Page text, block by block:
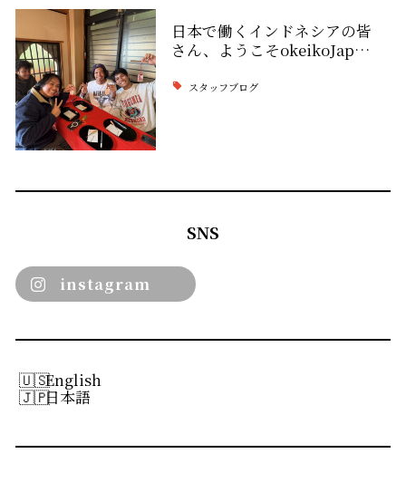
日本で働くインドネシアの皆
さん、ようこそokeikoJap…
スタッフブログ
SNS
instagram
English
日本語